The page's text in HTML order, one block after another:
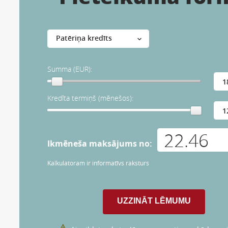
Summa (EUR):
Kredīta termiņš (mēnešos):
Ikmēneša maksājums no:
Kalkulatoram ir informatīvs raksturs